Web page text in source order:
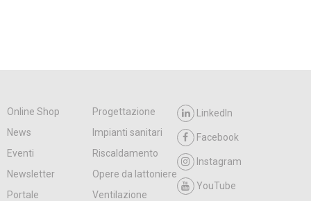
Online Shop
Progettazione
News
Impianti sanitari
Eventi
Riscaldamento
Newsletter
Opere da lattoniere
Portale
Ventilazione
LinkedIn
Facebook
Instagram
YouTube